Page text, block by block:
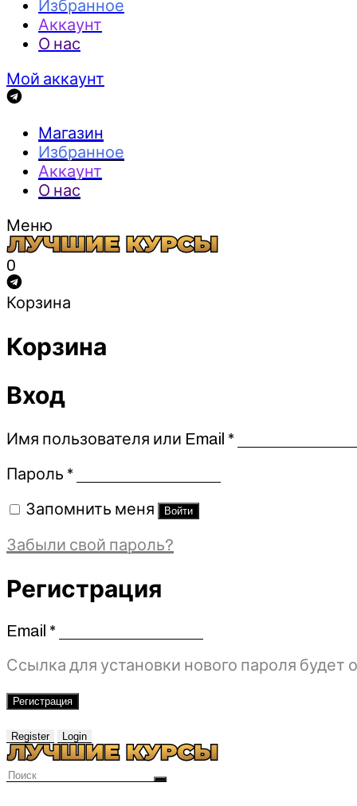
Избранное
Аккаунт
О нас
Мой аккаунт
Магазин
Избранное
Аккаунт
О нас
Меню
0
Корзина
Корзина
Вход
Имя пользователя или Email *Обязательно
Пароль *Обязательно
Запомнить меня Войти
Забыли свой пароль?
Регистрация
Email *Обязательно
Ссылка для установки нового пароля
Регистрация
Register Login